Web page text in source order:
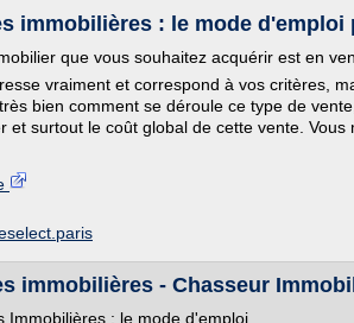
immobilières : le mode d'emploi
que vous souhaitez acquérir est en
vraiment et correspond à vos critères,
bien comment se déroule ce type de
et surtout le coût global de cette vente.
immobilières - Chasseur
Immobilières : le mode d'emploi